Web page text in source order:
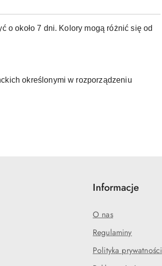
o około 7 dni. Kolory mogą różnić się od
określonymi w rozporządzeniu
Informacje
O nas
Regulaminy
Polityka prywatności